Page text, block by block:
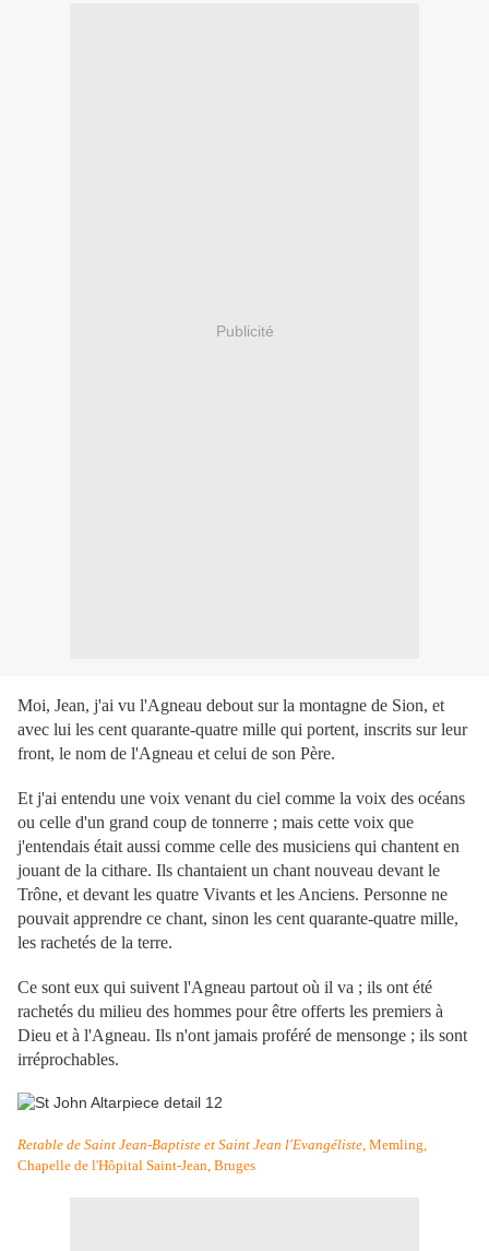
Publicité
Moi, Jean, j'ai vu l'Agneau debout sur la montagne de Sion, et
avec lui les cent quarante-quatre mille qui portent, inscrits sur leur
front, le nom de l'Agneau et celui de son Père.
Et j'ai entendu une voix venant du ciel comme la voix des océans
ou celle d'un grand coup de tonnerre ; mais cette voix que
j'entendais était aussi comme celle des musiciens qui chantent en
jouant de la cithare. Ils chantaient un chant nouveau devant le
Trône, et devant les quatre Vivants et les Anciens. Personne ne
pouvait apprendre ce chant, sinon les cent quarante-quatre mille,
les rachetés de la terre.
Ce sont eux qui suivent l'Agneau partout où il va ; ils ont été
rachetés du milieu des hommes pour être offerts les premiers à
Dieu et à l'Agneau. Ils n'ont jamais proféré de mensonge ; ils sont
irréprochables.
Retable de Saint Jean-Baptiste et Saint Jean l'Evangéliste, Memling,
Chapelle de l'Hôpital Saint-Jean, Bruges